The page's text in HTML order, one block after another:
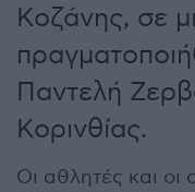
Κοζάνης, σε
Παντελή
Κορινθίας.
Οι αθλητές και